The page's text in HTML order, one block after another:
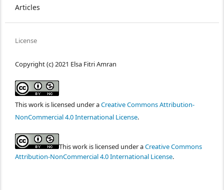
Articles
License
Copyright (c) 2021 Elsa Fitri Amran
This work is licensed under aCreative Commons Attribution-
NonCommercial 4.0 International License.
This work is licensed under aCreative Commons
Attribution-NonCommercial 4.0 International License.